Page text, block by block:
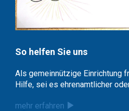
So helfen Sie uns
Als gemeinnützige Einrichtung
Hilfe, sei es ehrenamtlicher
mehr erfahren